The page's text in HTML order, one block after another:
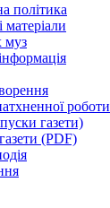
політика
матеріали
муз
роботи
газети)
(PDF)